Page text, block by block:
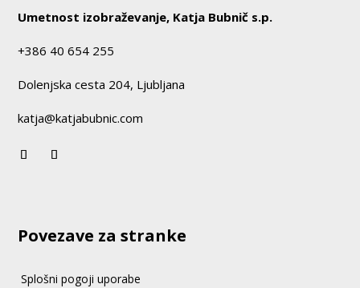
Umetnost izobraževanje, Katja Bubnič s.p.
+386 40 654 255
Dolenjska cesta 204, Ljubljana
katja@katjabubnic.com
Povezave za stranke
Splošni pogoji uporabe